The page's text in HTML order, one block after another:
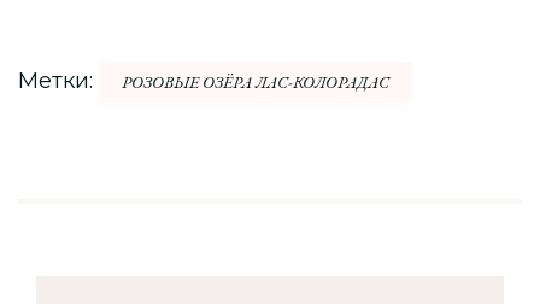
Метки: РОЗОВЫЕ ОЗЁРА ЛАС-КОЛОРАДАС